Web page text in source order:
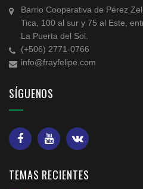
Barrio Cooperativa de Pérez
Tica, 100 al sur y 75 al Este,
La Puerta del Sol.
(+506) 2771-0766
info@frayfelipe.com
SÍGUENOS
TEMAS RECIENTES